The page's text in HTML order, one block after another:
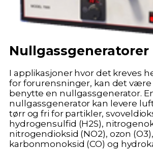
Nullgassgeneratorer
I applikasjoner hvor det kreves
for forurensninger, kan det være
benytte en nullgassgenerator.
nullgassgenerator kan levere
tørr og fri for partikler,
hydrogensulfid (H2S),
nitrogendioksid (NO2), ozon (O3),
karbonmonoksid (CO) og